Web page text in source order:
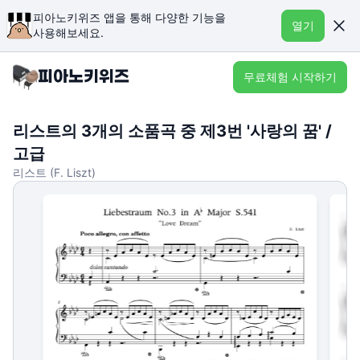
피아노키위즈 앱을 통해 다양한 기능을
사용해보세요.
열기
무료체험 시작하기
리스트의 3개의 소품곡 중 제3번 '사랑의 꿈' /
고급
리스트 (F. Liszt)